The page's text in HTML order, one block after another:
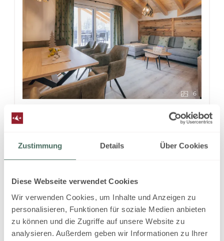
Zustimmung Details Über Cookies
Diese Webseite verwendet Cookies
Wir verwenden Cookies, um Inhalte und Anzeigen zu
personalisieren, Funktionen für soziale Medien anbieten
zu können und die Zugriffe auf unsere Website zu
analysieren. Außerdem geben wir Informationen zu Ihrer
6
Max: 8 people
Show all amenities
Our Royal apartment for 8 people features